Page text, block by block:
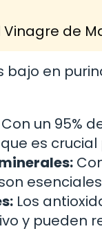
Vinagre de
bajo en
Con un 95%
es
Los
y pueden